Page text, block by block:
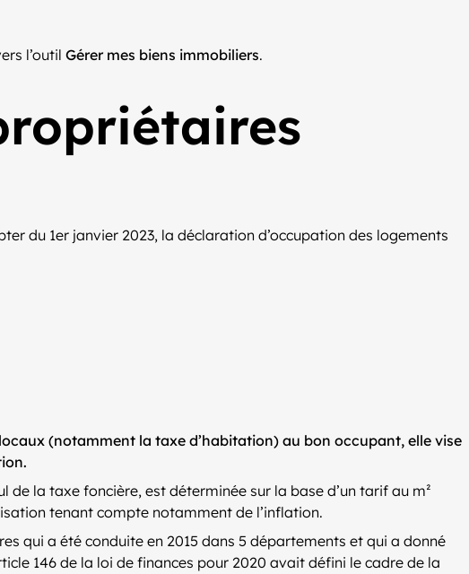
l’outil Gérer mes biens immobiliers.
du 1er janvier 2023, la déclaration d’occupation des logements
(notamment la taxe d’habitation) au bon occupant, elle vise
la taxe foncière, est déterminée sur la base d’un tarif au m²
tenant compte notamment de l’inflation.
qui a été conduite en 2015 dans 5 départements et qui a donné
146 de la loi de finances pour 2020 avait défini le cadre de la